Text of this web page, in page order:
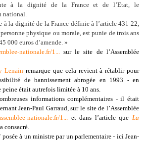
à la dignité de la France et de l’Etat, le
national.
à la dignité de la France définie à l’article 431-22,
physique ou morale, est punie de trois ans
000 euros d’amende. »
nationale.fr/1...sur le site de l’Assemblée
Lenain remarque que cela revient à rétablir pour
de bannissement abrogée en 1993 - en
peine était autrefois limitée à 10 ans.
informations complémentaires - il était
Jean-Paul Garraud, sur le site de l’Assemblée
nationale.fr/1... et dans l’article queLa
consacré.
à un ministre par un parlementaire - ici Jean-